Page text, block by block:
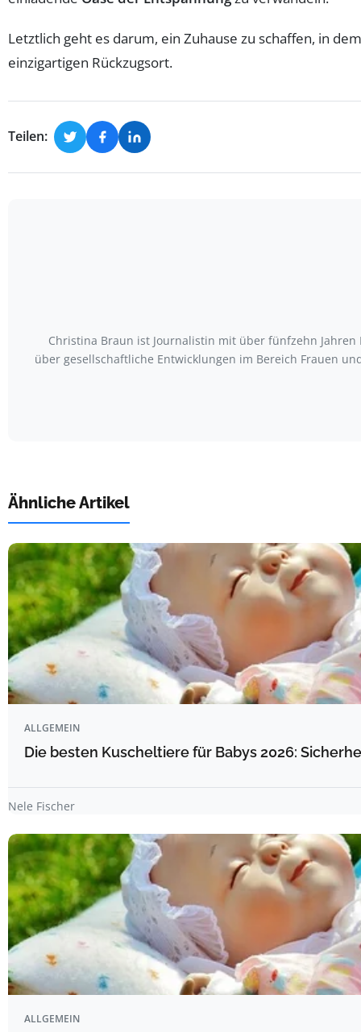
Letztlich geht es darum, ein Zuhause zu schaffen, in
einzigartigen Rückzugsort.
Teilen:
Christina Braun ist Journalistin mit über fünfzehn
über gesellschaftliche Entwicklungen im Bereich Frauen
Ähnliche Artikel
ALLGEMEIN
Die besten Kuscheltiere für Babys 2026:
Nele Fischer
ALLGEMEIN